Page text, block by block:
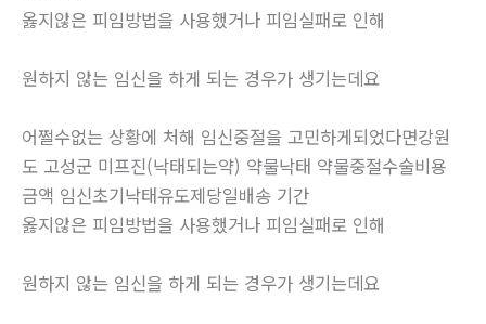
옳지않은 피임방법을 사용했거나 피임실패로 인해
원하지 않는 임신을 하게 되는 경우가 생기는데요
어쩔수없는 상황에 처해 임신중절을 고민하게되었다면강원
도 고성군 미프진(낙태되는약) 약물낙태 약물중절수술비용
금액 임신초기낙태유도제당일배송 기간
옳지않은 피임방법을 사용했거나 피임실패로 인해
원하지 않는 임신을 하게 되는 경우가 생기는데요